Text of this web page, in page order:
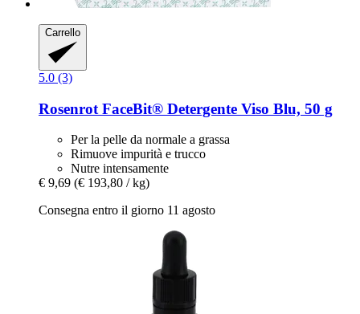
Carrello
5.0 (3)
Rosenrot FaceBit® Detergente Viso Blu, 50 g
Per la pelle da normale a grassa
Rimuove impurità e trucco
Nutre intensamente
€ 9,69 (€ 193,80 / kg)
Consegna entro il giorno 11 agosto